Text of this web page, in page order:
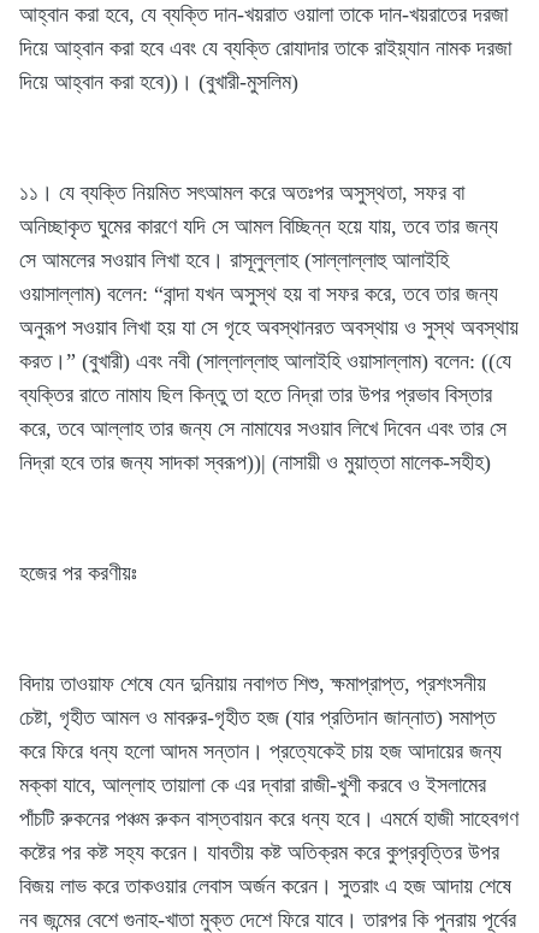
আহ্বান করা হবে, যে ব্যক্তি দান-খয়রাত ওয়ালা তাকে দান-খয়রাতের দরজা
দিয়ে আহ্বান করা হবে এবং যে ব্যক্তি রোযাদার তাকে রাইয়্যান নামক দরজা
দিয়ে আহ্বান করা হবে))। (বুখারী-মুসলিম)
১১। যে ব্যক্তি নিয়মিত সৎআমল করে অতঃপর অসুস্থতা, সফর বা
অনিচ্ছাকৃত ঘুমের কারণে যদি সে আমল বিচ্ছিন্ন হয়ে যায়, তবে তার জন্য
সে আমলের সওয়াব লিখা হবে। রাসূলুল্লাহ (সাল্লাল্লাহু আলাইহি
ওয়াসাল্লাম) বলেন: “বান্দা যখন অসুস্থ হয় বা সফর করে, তবে তার জন্য
অনুরূপ সওয়াব লিখা হয় যা সে গৃহে অবস্থানরত অবস্থায় ও সুস্থ অবস্থায়
করত।” (বুখারী) এবং নবী (সাল্লাল্লাহু আলাইহি ওয়াসাল্লাম) বলেন: ((যে
ব্যক্তির রাতে নামায ছিল কিন্তু তা হতে নিদ্রা তার উপর প্রভাব বিস্তার
করে, তবে আল্লাহ তার জন্য সে নামাযের সওয়াব লিখে দিবেন এবং তার সে
নিদ্রা হবে তার জন্য সাদকা স্বরূপ))| (নাসায়ী ও মুয়াত্তা মালেক-সহীহ)
হজের পর করণীয়ঃ
বিদায় তাওয়াফ শেষে যেন দুনিয়ায় নবাগত শিশু, ক্ষমাপ্রাপ্ত, প্রশংসনীয়
চেষ্টা, গৃহীত আমল ও মাবরুর-গৃহীত হজ (যার প্রতিদান জান্নাত) সমাপ্ত
করে ফিরে ধন্য হলো আদম সন্তান। প্রত্যেকেই চায় হজ আদায়ের জন্য
মক্কা যাবে, আল্লাহ তায়ালা কে এর দ্বারা রাজী-খুশী করবে ও ইসলামের
পাঁচটি রুকনের পঞ্চম রুকন বাস্তবায়ন করে ধন্য হবে। এমর্মে হাজী সাহেবগণ
কষ্টের পর কষ্ট সহ্য করেন। যাবতীয় কষ্ট অতিক্রম করে কুপ্রবৃত্তির উপর
বিজয় লাভ করে তাকওয়ার লেবাস অর্জন করেন। সুতরাং এ হজ আদায় শেষে
নব জন্মের বেশে গুনাহ-খাতা মুক্ত দেশে ফিরে যাবে। তারপর কি পুনরায় পূর্বের